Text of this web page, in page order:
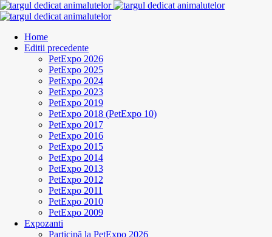
Home
Editii precedente
PetExpo 2026
PetExpo 2025
PetExpo 2024
PetExpo 2023
PetExpo 2019
PetExpo 2018 (PetExpo 10)
PetExpo 2017
PetExpo 2016
PetExpo 2015
PetExpo 2014
PetExpo 2013
PetExpo 2012
PetExpo 2011
PetExpo 2010
PetExpo 2009
Expozanti
Participă la PetExpo 2026